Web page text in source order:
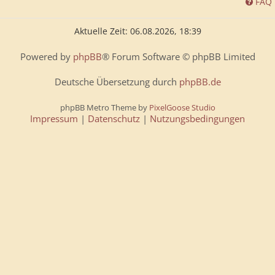
Aktuelle Zeit: 06.08.2026, 18:39
Powered by phpBB® Forum Software © phpBB Limited
Deutsche Übersetzung durch phpBB.de
phpBB Metro Theme by PixelGoose Studio
Impressum | Datenschutz | Nutzungsbedingungen